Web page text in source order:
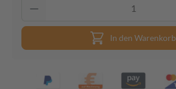
In den Warenkorb